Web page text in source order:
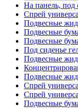
На панель, под
Спрей
Подвесные
Подвесные
Подвесные
Под сиденье
Подвесные
Подвесные
Спрей
Спрей
Подвесные